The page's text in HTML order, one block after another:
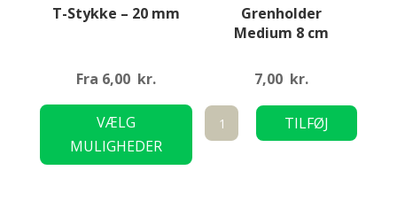
T-Stykke – 20 mm
Fra 6,00 kr.
VÆLG
MULIGHEDER
Dette
Grenholder
Medium 8 cm
7,00 kr.
Grenholder
Medium
TILFØJ
TIL KURV